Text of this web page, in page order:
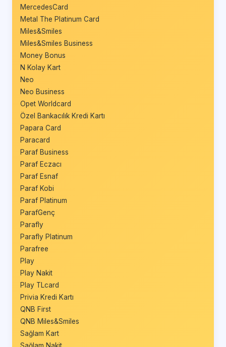
MercedesCard
Metal The Platinum Card
Miles&Smiles
Miles&Smiles Business
Money Bonus
N Kolay Kart
Neo
Neo Business
Opet Worldcard
Özel Bankacılık Kredi Kartı
Papara Card
Paracard
Paraf Business
Paraf Eczacı
Paraf Esnaf
Paraf Kobi
Paraf Platinum
ParafGenç
Parafly
Parafly Platinum
Parafree
Play
Play Nakit
Play TLcard
Privia Kredi Kartı
QNB First
QNB Miles&Smiles
Sağlam Kart